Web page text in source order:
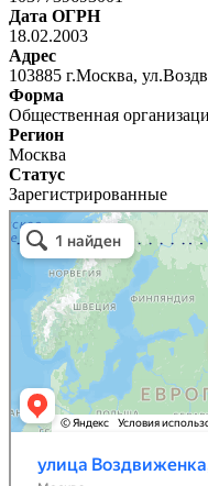
Дата ОГРН
18.02.2003
Адрес
103885 г.Москва,
Форма
Общественная
Регион
Москва
Статус
Зарегистрированные